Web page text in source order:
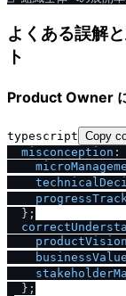
よくある誤解
ト
Product Owner
typescript Copy
misconception :
  };
productVision
businessValue
  };